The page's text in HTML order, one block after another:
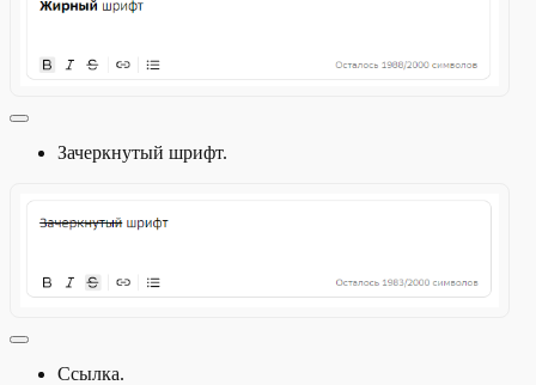
Зачеркнутый шрифт.
Ссылка.